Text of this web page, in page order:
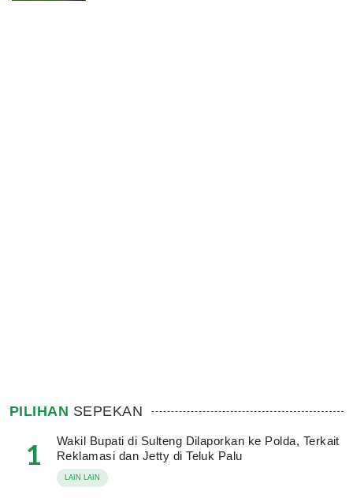
PILIHAN SEPEKAN
1
Wakil Bupati di Sulteng Dilaporkan ke Polda, Terkait
Reklamasi dan Jetty di Teluk Palu
LAIN LAIN